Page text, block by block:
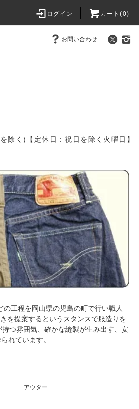
ログイン カート(0)
お問い合わせ
除く)【定休日：祝日を除く火曜日】
工程を岡山県の児島の町で行い職人
を提案するというスタンスで服造りを
つ雰囲気、確かな縫製が生み出す、安
れています。
アウター